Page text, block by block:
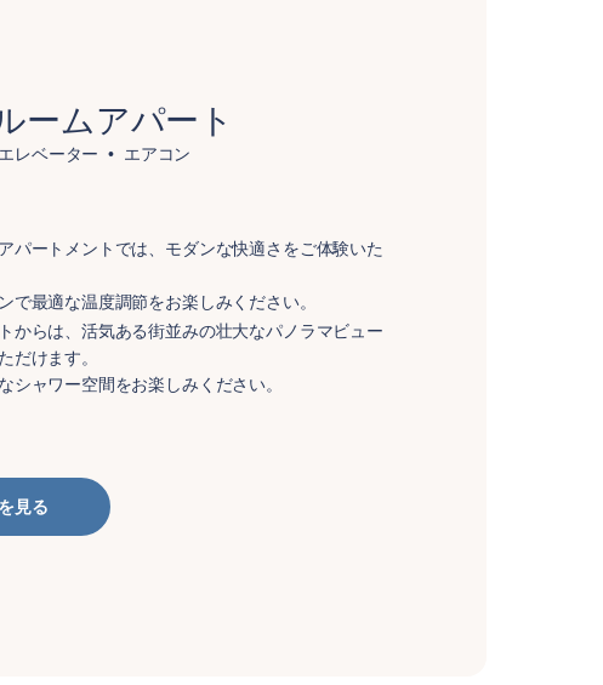
ームアパート
エレベーター エアコン
パートメントでは、モダンな快適さをご体験いた
で最適な温度調節をお楽しみください。
からは、活気ある街並みの壮大なパノラマビュー
だけます。
シャワー空間をお楽しみください。
見る